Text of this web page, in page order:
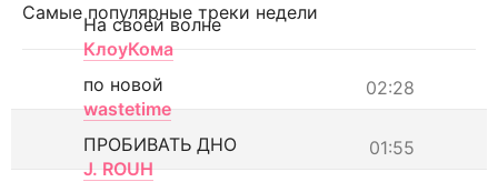
Самые популярные треки недели
На своей волне
КлоуКома
02:28
по новой
wastetime
01:55
ПРОБИВАТЬ ДНО
J. ROUH